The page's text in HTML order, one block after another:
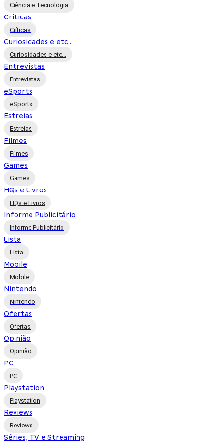
Ciência e Tecnologia
Críticas
Críticas
Curiosidades e etc...
Curiosidades e etc...
Entrevistas
Entrevistas
eSports
eSports
Estreias
Estreias
Filmes
Filmes
Games
Games
HQs e Livros
HQs e Livros
Informe Publicitário
Informe Publicitário
Lista
Lista
Mobile
Mobile
Nintendo
Nintendo
Ofertas
Ofertas
Opinião
Opinião
PC
PC
Playstation
Playstation
Reviews
Reviews
Séries, TV e Streaming